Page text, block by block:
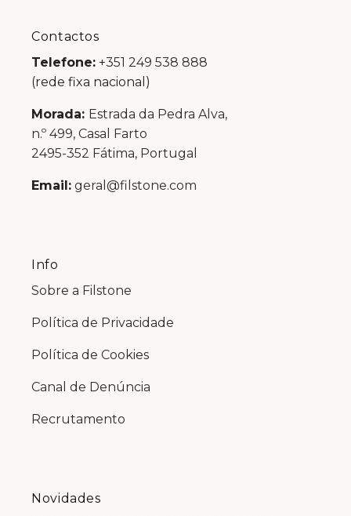
Contactos
Telefone: +351 249 538 888
(rede fixa nacional)
Morada: Estrada da Pedra Alva,
n.º 499, Casal Farto
2495-352 Fátima, Portugal
Email: geral@filstone.com
Info
Sobre a Filstone
Política de Privacidade
Política de Cookies
Canal de Denúncia
Recrutamento
Novidades